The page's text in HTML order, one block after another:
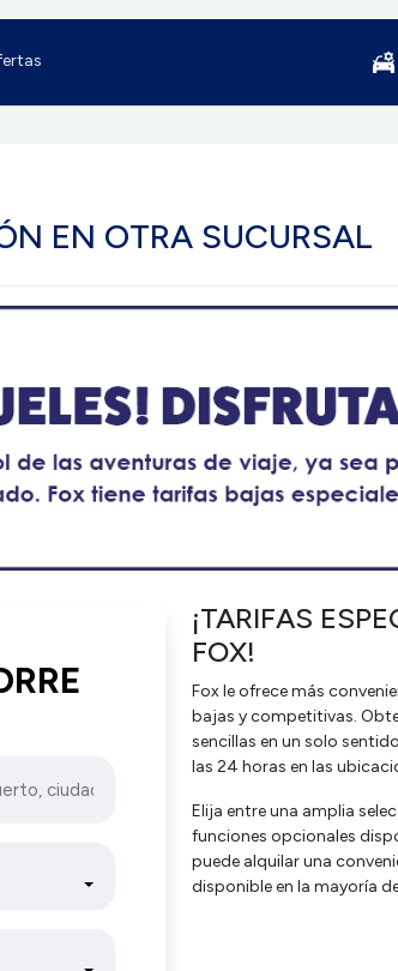
EN OTRA SUCURSAL
¡TARIFAS
FOX!
Fox le ofrece más
bajas y competitivas.
sencillas en un solo
las 24 horas en las
Elija entre una amplia
funciones opcionales
puede alquilar una
disponible en la mayoría